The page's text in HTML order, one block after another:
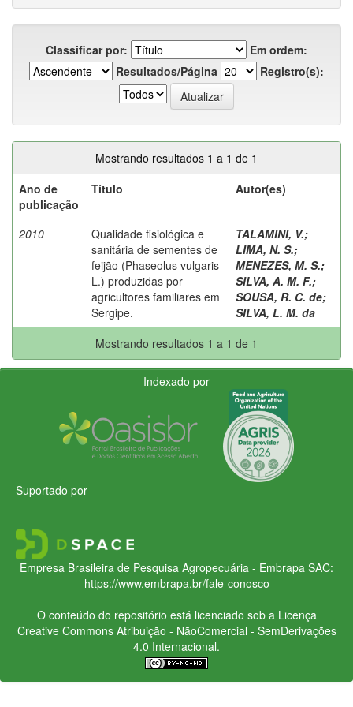
Classificar por:
Em ordem:
Resultados/Página
Registro(s):
Mostrando resultados 1 a 1 de 1
Ano de
publicação
Título Autor(es)
2010
Qualidade fisiológica e
sanitária de sementes de
feijão (Phaseolus vulgaris
L.) produzidas por
agricultores familiares em
Sergipe.
TALAMINI, V.;
LIMA, N. S.;
MENEZES, M. S.;
SILVA, A. M. F.;
SOUSA, R. C. de;
SILVA, L. M. da
Mostrando resultados 1 a 1 de 1
Indexado por
Suportado por
Empresa Brasileira de Pesquisa Agropecuária - Embrapa SAC:
https://www.embrapa.br/fale-conosco
O conteúdo do repositório está licenciado sob a Licença
Creative CommonsAtribuição - NãoComercial - SemDerivações
4.0 Internacional.